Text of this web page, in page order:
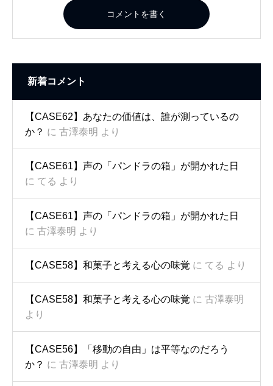
コメントを書く
新着コメント
【CASE62】あなたの価値は、誰が測っているの
か？ に 古澤泰明 より
【CASE61】声の「パンドラの箱」が開かれた日
に てる より
【CASE61】声の「パンドラの箱」が開かれた日
に 古澤泰明 より
【CASE58】和菓子と考える心の味覚 に てる より
【CASE58】和菓子と考える心の味覚 に 古澤泰明
より
【CASE56】「移動の自由」は平等なのだろう
か？ に 古澤泰明 より